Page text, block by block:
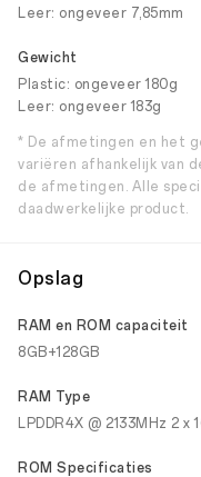
Leer: ongeveer 7,85mm
Gewicht
Plastic: ongeveer 180g
Leer: ongeveer 183g
* De afmetingen en het
variëren afhankelijk van
de afmetingen. Alle
daadwerkelijke product.
Opslag
RAM en ROM capaciteit
8GB+128GB
RAM Type
LPDDR4X @ 2133MHz 2 x
ROM Specificaties